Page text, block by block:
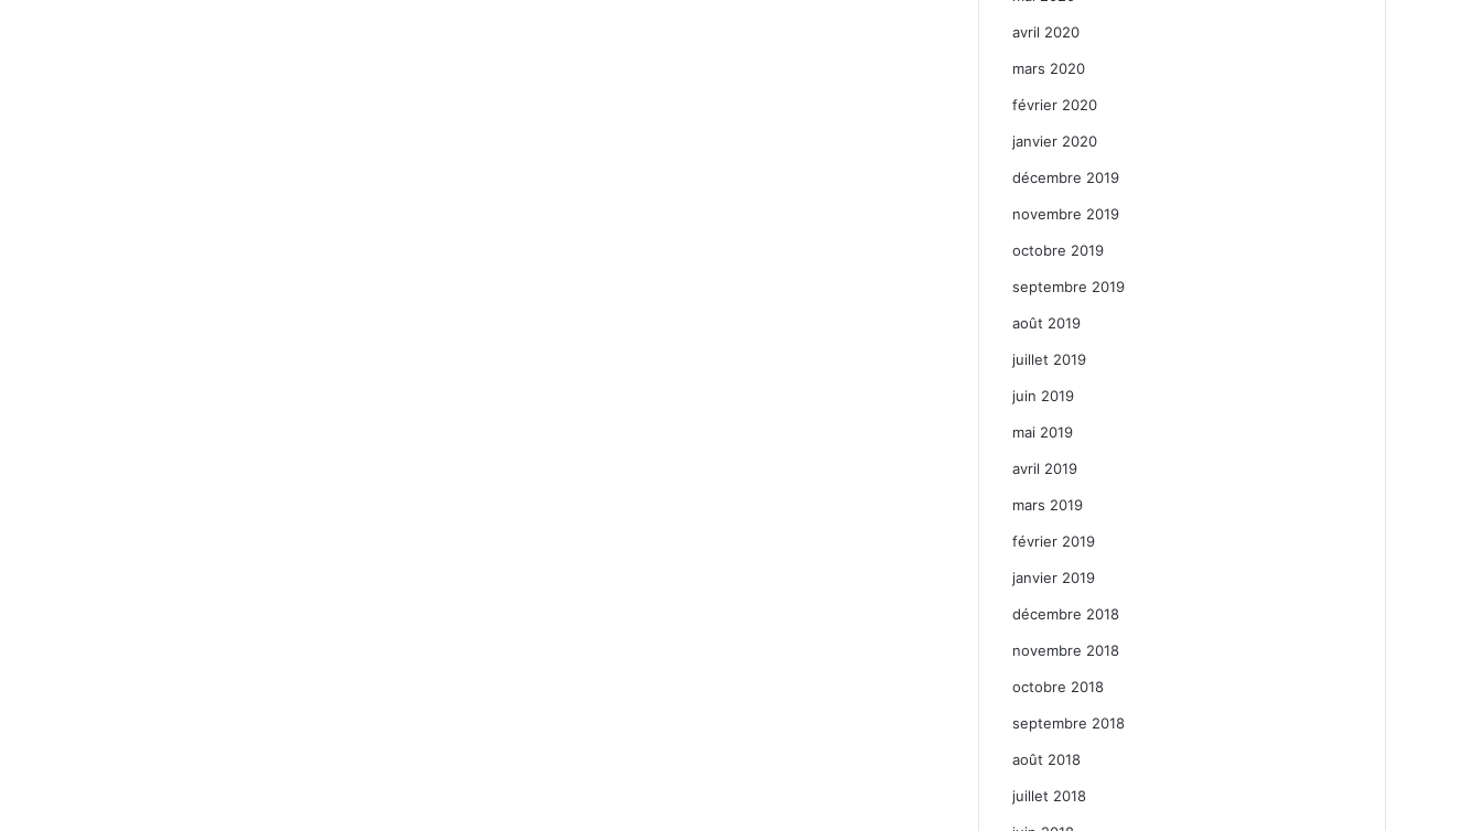
avril 2020
mars 2020
février 2020
janvier 2020
décembre 2019
novembre 2019
octobre 2019
septembre 2019
août 2019
juillet 2019
juin 2019
mai 2019
avril 2019
mars 2019
février 2019
janvier 2019
décembre 2018
novembre 2018
octobre 2018
septembre 2018
août 2018
juillet 2018